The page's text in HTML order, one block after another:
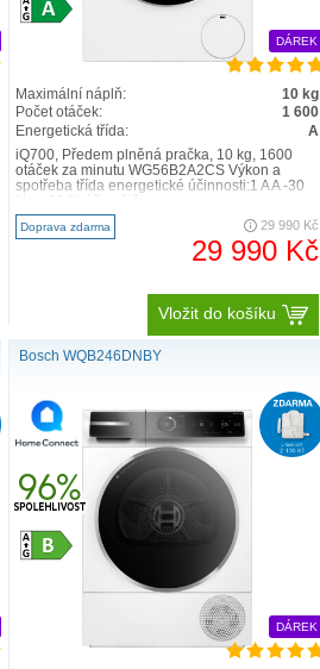
DÁREK
Maximální náplň:
10 kg
Počet otáček:
1 600
Energetická třída:
A
iQ700, Předem plněná pračka, 10 kg, 1600
otáček za minutu WG56B2A2CS Výkon a
spotřeba třída energetické účinnosti:1 A A -30
Doprava zdarma 29 990 Kč
29 990 Kč
Vložit do košíku
Bosch WQB246DNBY
DÁREK